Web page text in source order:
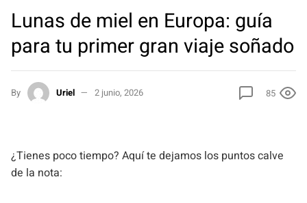
Lunas de miel en Europa: guía
para tu primer gran viaje soñado
By Uriel 2 junio, 2026 85
¿Tienes poco tiempo? Aquí te dejamos los puntos calve
de la nota: